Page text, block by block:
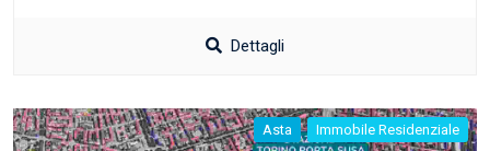
Dettagli
Asta Immobile Residenziale